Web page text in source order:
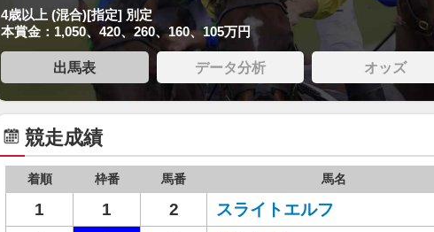
4歳以上 (混合)[指定] 別定
本賞金：1,050、420、260、160、105万円
出馬表 データ分析 オッズ
競走成績
着順 枠番 馬番 馬名
1 1 2 スライトエルフ